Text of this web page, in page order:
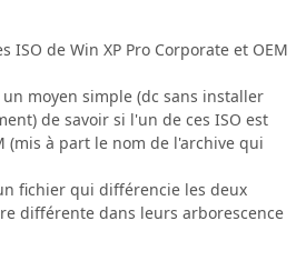
ISO de Win XP Pro Corporate et OEM
moyen simple (dc sans installer
de savoir si l'un de ces ISO est
(mis à part le nom de l'archive qui
fichier qui différencie les deux
différente dans leurs arborescence